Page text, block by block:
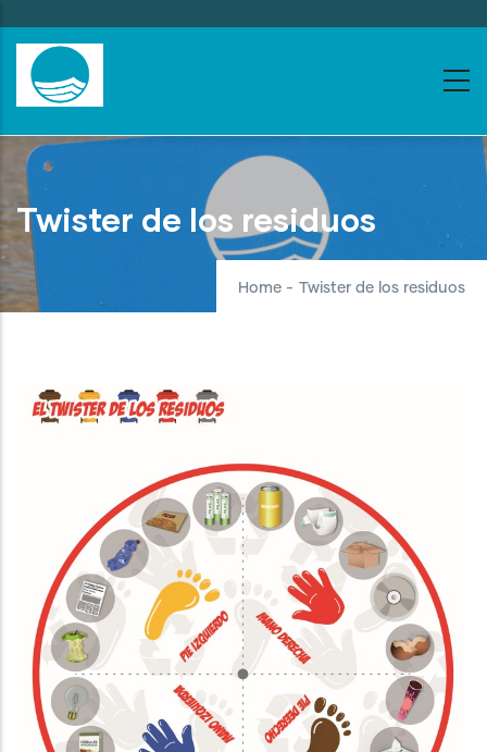
to
main
content
Twister de los residuos
Home - Twister de los residuos